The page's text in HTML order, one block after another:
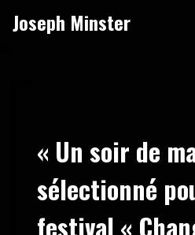
toJoseph Minster
« Un soir de
sélectionné
festival «